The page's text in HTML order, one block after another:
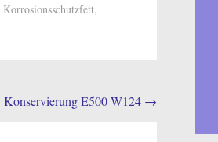
Korrosionsschutzfett,
Konservierung E500 W124 →